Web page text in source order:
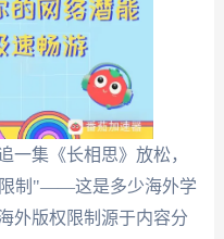
一集《长相思》放松，
制"——这是多少海外学
外版权限制源于内容分